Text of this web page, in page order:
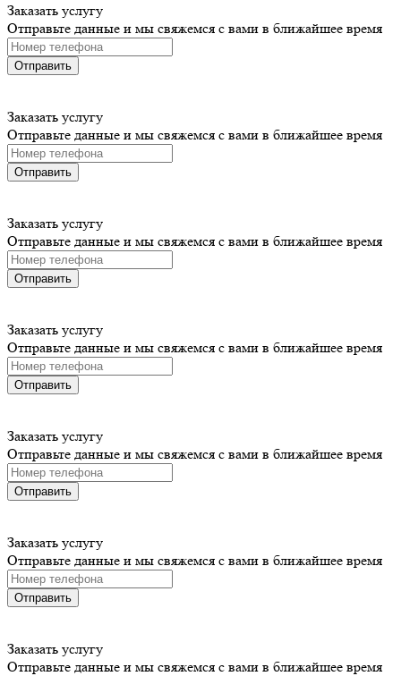
Заказать услугу
Отправьте данные и мы свяжемся с вами в ближайшее время
Отправить
Заказать услугу
Отправьте данные и мы свяжемся с вами в ближайшее время
Отправить
Заказать услугу
Отправьте данные и мы свяжемся с вами в ближайшее время
Отправить
Заказать услугу
Отправьте данные и мы свяжемся с вами в ближайшее время
Отправить
Заказать услугу
Отправьте данные и мы свяжемся с вами в ближайшее время
Отправить
Заказать услугу
Отправьте данные и мы свяжемся с вами в ближайшее время
Отправить
Заказать услугу
Отправьте данные и мы свяжемся с вами в ближайшее время